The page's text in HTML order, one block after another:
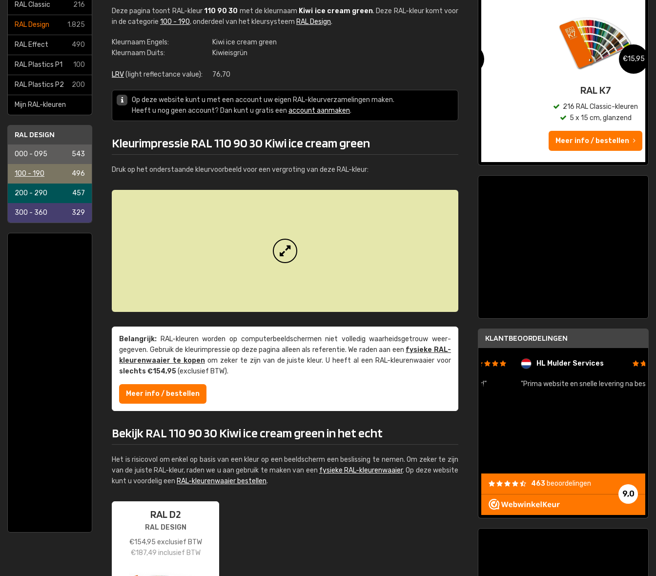
RAL Classic 216
RAL Design 1.825
RAL Effect 490
RAL Plastics P1 100
RAL Plastics P2 200
Mijn RAL-kleuren
RAL DESIGN
000 - 095 543
100 - 190 496
200 - 290 457
300 - 360 329
Deze pagina toont RAL-kleur110 90 30 met de kleurnaam Kiwi ice cream green. Deze RAL-kleur komt voor
in de categorie 100 - 190, onderdeel van het kleursysteem RAL Design.
Kleurnaam Engels:
Kiwi ice cream green
Kleurnaam Duits:
Kiwieisgrün
LRV(light reflectance value): 76,70
Op deze website kunt u met een account uw eigen RAL-kleurverzamelingen maken.
Heeft u nog geen account? Dan kunt u gratis een account aanmaken.
Kleurimpressie RAL 110 90 30 Kiwi ice cream green
Druk op het onderstaande kleurvoorbeeld voor een vergroting van deze RAL-kleur:
Belangrijk: RAL-kleuren worden op computer­beeld­schermen niet volledig waarheids­­getrouw weer­
gegeven. Gebruik de kleur­impressie op deze pagina alleen als referentie. We raden aan een fysieke RAL-
kleuren­waaier te kopenom zeker te zijn van de juiste kleur. U heeft al een RAL-kleuren­waaier voor
slechts €154,95(exclusief BTW).
Meer info / bestellen
Bekijk RAL 110 90 30 Kiwi ice cream green in het echt
Het is risicovol om enkel op basis van een kleur op een beeldscherm een beslissing te nemen. Om zeker te zijn
van de juiste RAL-kleur, raden we u aan gebruik te maken van een fysieke RAL-kleurenwaaier. Op deze website
kunt u voordelig een RAL-kleurenwaaier bestellen.
RAL D2
RAL DESIGN
€154,95 exclusief BTW
€187,49 inclusief BTW
RAL K7 op waterbasis
Meer info / bestellen
€15,95
216 RAL Classic-kleuren
5 x 15 cm, glanzend
Meer info / bestellen
KLANTBEOORDELINGEN
Kambier BV HL Mulder Services
"Prima website en snelle levering na bestelling"
9,0
463 beoordelingen